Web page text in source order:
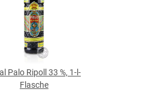
Palo Ripoll 33 %, 1-l-
Flasche